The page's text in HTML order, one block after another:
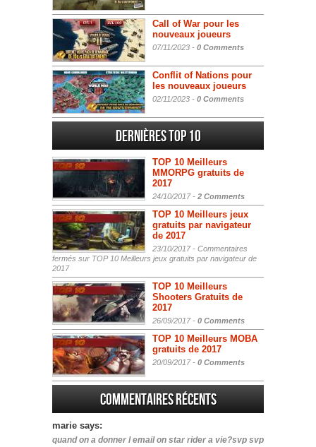
Call of War pour les
nouveaux joueurs
07/11/2023 - 0 Comments
Conflit of Nations pour
les nouveaux joueurs
02/11/2023 - 0 Comments
Dernières Top 10
TOP 10 Meilleurs
MMORPG gratuits de
2017
24/10/2017 - 2 Comments
TOP 10 Meilleurs jeux
gratuits par navigateur
de 2017
23/10/2017 - Commentaires
fermés sur TOP 10 Meilleurs jeux gratuits par navigateur de
2017
TOP 10 Meilleurs
Shooters Gratuits de
2017
26/09/2017 - 0 Comments
TOP 10 Meilleurs MOBA
gratuits de 2017
20/09/2017 - 0 Comments
Commentaires récents
marie says:
quand on a donner l email on star rider a vie?svp svp